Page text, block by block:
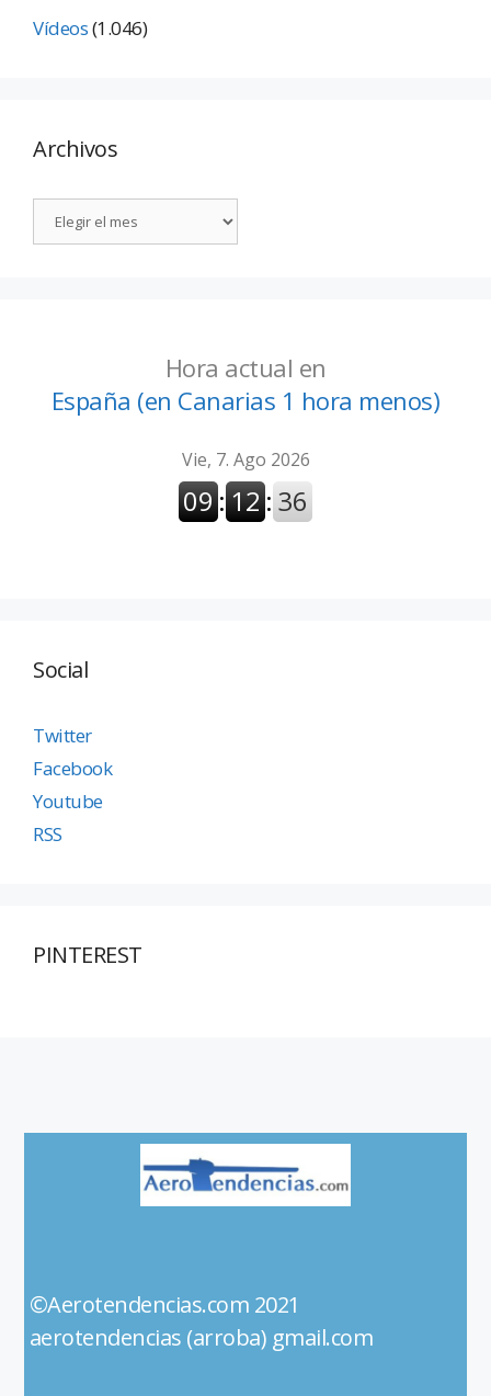
Vídeos(1.046)
Archivos
Hora actual en
España (en Canarias 1 hora menos)
Social
Twitter
Facebook
Youtube
RSS
PINTEREST
©Aerotendencias.com 2021
aerotendencias (arroba) gmail.com